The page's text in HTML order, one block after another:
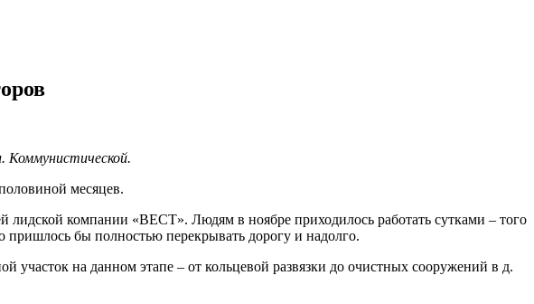
Коммунистической.
месяцев.
лидской компании «ВЕСТ». Людям в ноябре приходилось работать сутками – того
пришлось бы полностью перекрывать дорогу и надолго.
участок на данном этапе – от кольцевой развязки до очистных сооружений в д.